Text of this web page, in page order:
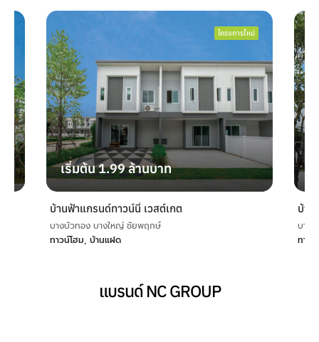
โครงการใหม่
เริ่มต้น 1.99 ล้านบาท
บ้านฟ้าแกรนด์ทาวน์นี่ เวสต์เกต
บางบัวทอง บางใหญ่ ชัยพฤกษ์
ทาวน์โฮม, บ้านแฝด
บ้าน
บาง
ทาว
แบรนด์ NC GROUP